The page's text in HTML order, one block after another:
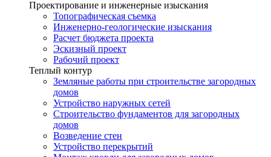
Проектирование и инженерные изыскания
Топографическая съемка
Инженерно-геологические изыскания
Расчет бюджета проекта
Эскизный проект
Рабочий проект
Теплый контур
Земляные работы при строительстве загородных
домов
Устройство наружных сетей
Строительство фундаментов для загородных
домов
Возведение стен
Устройство перекрытий